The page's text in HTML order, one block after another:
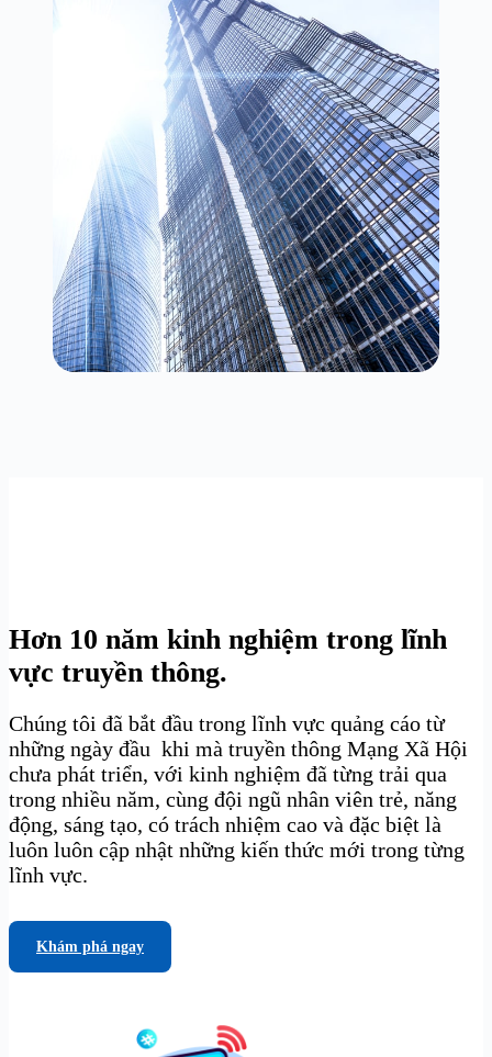
Hơn 10 năm kinh nghiệm trong lĩnh
vực truyền thông.
Chúng tôi đã bắt đầu trong lĩnh vực quảng cáo từ
những ngày đầu khi mà truyền thông Mạng Xã Hội
chưa phát triển, với kinh nghiệm đã từng trải qua
trong nhiều năm, cùng đội ngũ nhân viên trẻ, năng
động, sáng tạo, có trách nhiệm cao và đặc biệt là
luôn luôn cập nhật những kiến thức mới trong từng
lĩnh vực.
Khám phá ngay